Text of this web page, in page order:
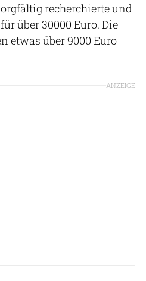
recherchierte und
über 30000 Euro. Die
etwas über 9000 Euro
ANZEIGE